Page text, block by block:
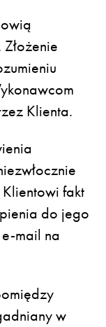
Klienta.
fakt
do jego
mail na
w